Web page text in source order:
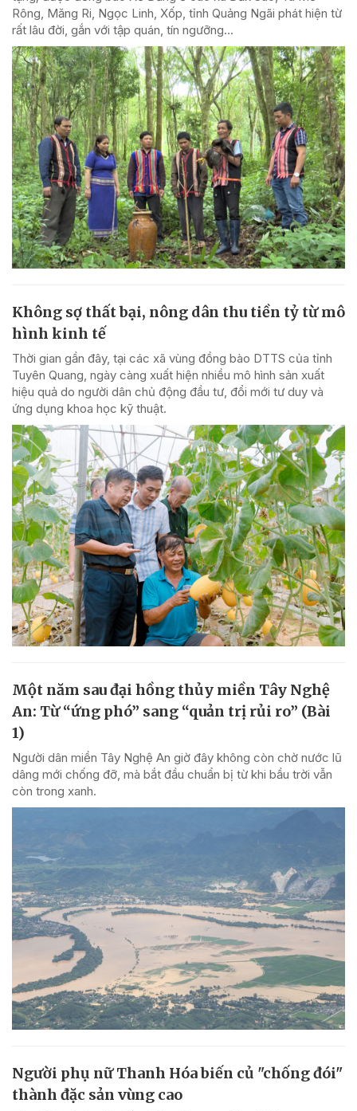
Rông, Măng Ri, Ngọc Linh, Xốp, tỉnh Quảng Ngãi phát hiện từ
rất lâu đời, gắn với tập quán, tín ngưỡng...
Không sợ thất bại, nông dân thu tiền tỷ từ mô
hình kinh tế
Thời gian gần đây, tại các xã vùng đồng bào DTTS của tỉnh
Tuyên Quang, ngày càng xuất hiện nhiều mô hình sản xuất
hiệu quả do người dân chủ động đầu tư, đổi mới tư duy và
ứng dụng khoa học kỹ thuật.
Một năm sau đại hồng thủy miền Tây Nghệ
An: Từ “ứng phó” sang “quản trị rủi ro” (Bài
1)
Người dân miền Tây Nghệ An giờ đây không còn chờ nước lũ
dâng mới chống đỡ, mà bắt đầu chuẩn bị từ khi bầu trời vẫn
còn trong xanh.
Người phụ nữ Thanh Hóa biến củ "chống đói"
thành đặc sản vùng cao